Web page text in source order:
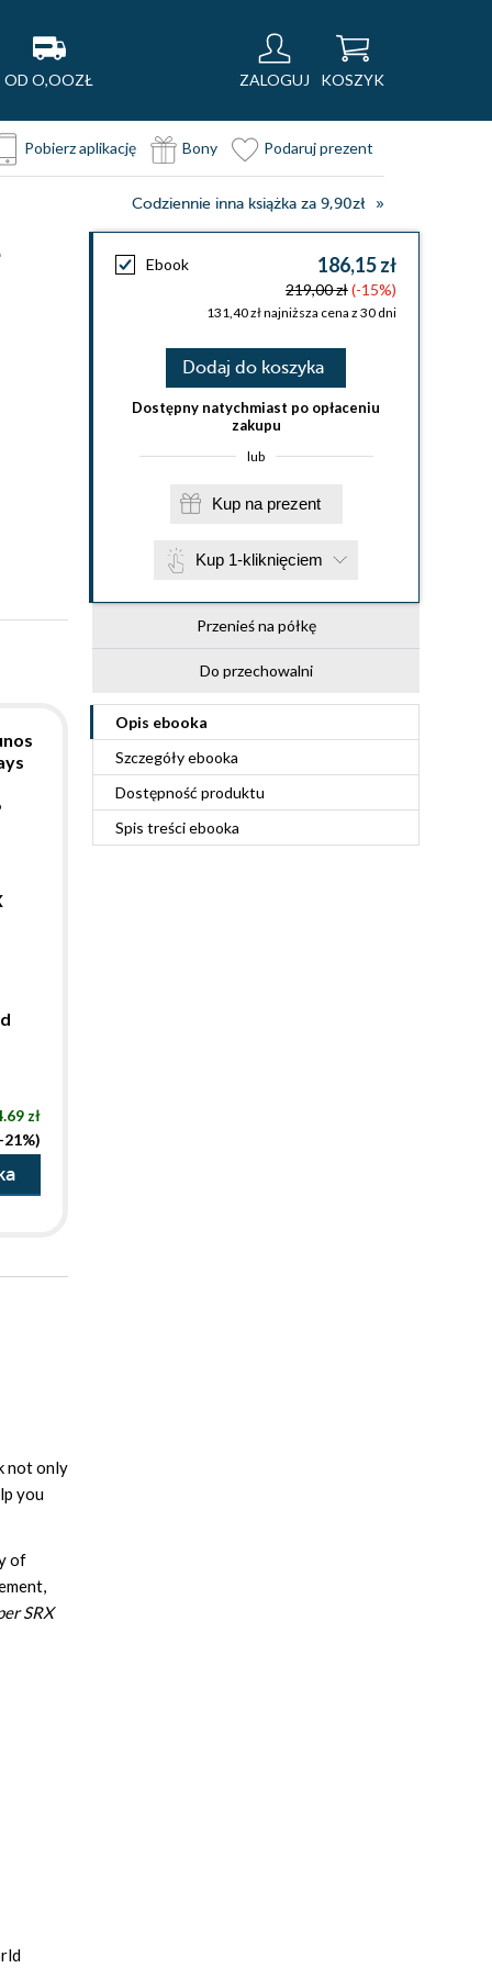
OD O,OOZŁ ZALOGUJ KOSZYK
Pobierz aplikację Bony Podaruj prezent
Codziennie inna książka za 9,90zł
Ebook 186,15 zł
219,00 zł(-15%)
131,40 zł najniższa cena z 30 dni
Dodaj do koszyka
Dostępny natychmiast po opłaceniu
zakupu
lub
Kup na prezent
Kup 1-kliknięciem
Przenieś na półkę
Do przechowalni
Opis ebooka
Szczegółyebooka
Dostępność produktu
Spis treściebooka
zł
21%)
not only
you
of
SRX